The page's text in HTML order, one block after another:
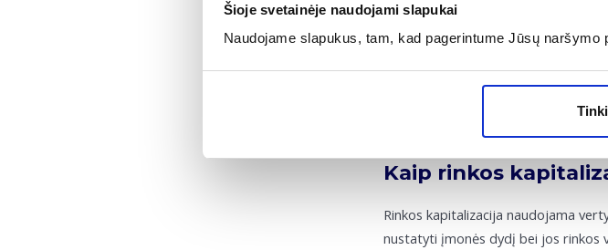
Šioje svetainėje naudojami slapukai
Naudojame slapukus, tam, kad pagerintume Jūsų
Pavyzdys:
Įmonė yra išleidusi 1 000 000
Kaip rinkos
Rinkos kapitalizacija naudojama
nustatyti įmonės dydį bei jos rinkos